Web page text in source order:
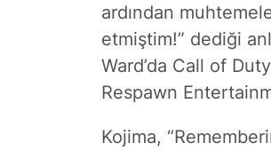
ardından
etmiştim!” dediği
Ward’da Call of
Respawn
Kojima,